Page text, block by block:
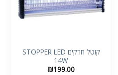
קוטל חרקים STOPPER LED
14W
₪199.00